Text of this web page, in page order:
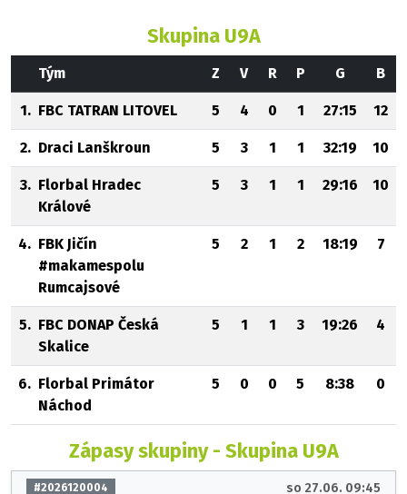
Skupina U9A
Tým Z V R P G B
1. FBC TATRAN LITOVEL 5 4 0 1 27:15 12
2. Draci Lanškroun 5 3 1 1 32:19 10
3. Florbal Hradec
Králové
5 3 1 1 29:16 10
4. FBK Jičín
#makamespolu
Rumcajsové
5 2 1 2 18:19 7
5. FBC DONAP Česká
Skalice
5 1 1 3 19:26 4
6. Florbal Primátor
Náchod
5 0 0 5 8:38 0
Zápasy skupiny - Skupina U9A
#2026120004 so 27.06. 09:45